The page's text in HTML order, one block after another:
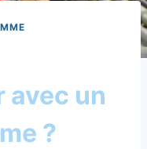
avec un
?